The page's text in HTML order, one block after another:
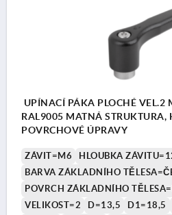
UPÍNACÍ PÁKA PLOCHÉ VEL.2
RAL9005 MATNÁ STRUKTURA,
POVRCHOVÉ ÚPRAVY
ZÁVIT=M6
HLOUBKA
BARVA ZÁKLADNÍHO
POVRCH ZÁKLADNÍHO
VELIKOST=2
D=13,5 D1=18,5